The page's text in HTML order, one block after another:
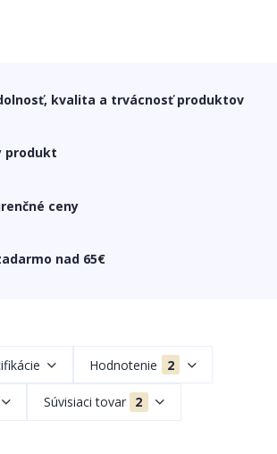
kvalita a trvácnosť produktov
produkt
ceny
nad 65€
Hodnotenie 2
Súvisiaci tovar 2